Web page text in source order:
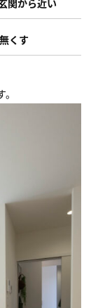
関から近い
くす